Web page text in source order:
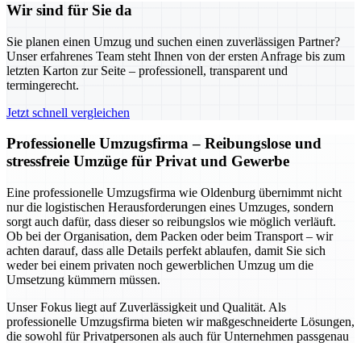
Wir sind für Sie da
Sie planen einen Umzug und suchen einen zuverlässigen Partner?
Unser erfahrenes Team steht Ihnen von der ersten Anfrage bis zum
letzten Karton zur Seite – professionell, transparent und
termingerecht.
Jetzt schnell vergleichen
Professionelle Umzugsfirma – Reibungslose und
stressfreie Umzüge für Privat und Gewerbe
Eine professionelle Umzugsfirma wie Oldenburg übernimmt nicht
nur die logistischen Herausforderungen eines Umzuges, sondern
sorgt auch dafür, dass dieser so reibungslos wie möglich verläuft.
Ob bei der Organisation, dem Packen oder beim Transport – wir
achten darauf, dass alle Details perfekt ablaufen, damit Sie sich
weder bei einem privaten noch gewerblichen Umzug um die
Umsetzung kümmern müssen.
Unser Fokus liegt auf Zuverlässigkeit und Qualität. Als
professionelle Umzugsfirma bieten wir maßgeschneiderte Lösungen,
die sowohl für Privatpersonen als auch für Unternehmen passgenau